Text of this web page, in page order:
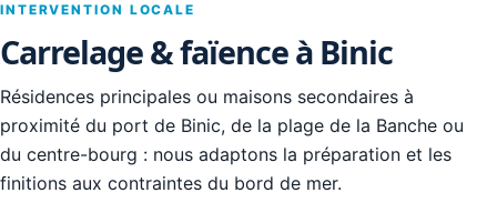
INTERVENTION LOCALE
Carrelage & faïence à Binic
Résidences principales ou maisons secondaires à
proximité du port de Binic, de la plage de la Banche ou
du centre-bourg : nous adaptons la préparation et les
finitions aux contraintes du bord de mer.